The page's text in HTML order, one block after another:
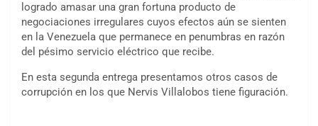
logrado amasar una gran fortuna producto de
negociaciones irregulares cuyos efectos aún se sienten
en la Venezuela que permanece en penumbras en razón
del pésimo servicio eléctrico que recibe.
En esta segunda entrega presentamos otros casos de
corrupción en los que Nervis Villalobos tiene figuración.